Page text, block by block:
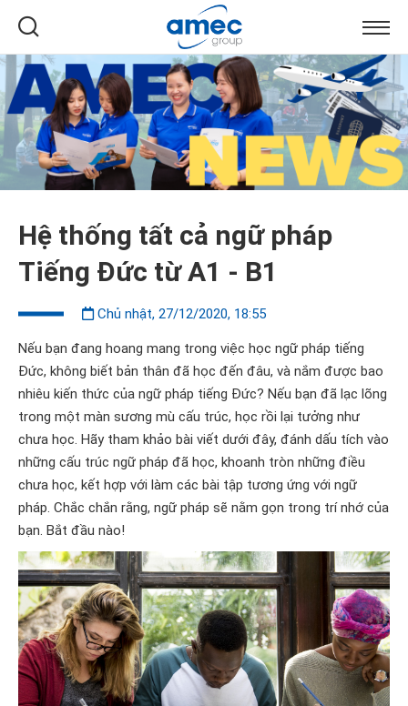
Hệ thống tất cả ngữ pháp
Tiếng Đức từ A1 - B1
Chủ nhật, 27/12/2020, 18:55
Nếu bạn đang hoang mang trong việc học ngữ pháp tiếng
Đức, không biết bản thân đã học đến đâu, và nắm được bao
nhiêu kiến thức của ngữ pháp tiếng Đức? Nếu bạn đã lạc lõng
trong một màn sương mù cấu trúc, học rồi lại tưởng như
chưa học. Hãy tham khảo bài viết dưới đây, đánh dấu tích vào
những cấu trúc ngữ pháp đã học, khoanh tròn những điều
chưa học, kết hợp với làm các bài tập tương ứng với ngữ
pháp. Chắc chắn rằng, ngữ pháp sẽ nằm gọn trong trí nhớ của
bạn. Bắt đầu nào!